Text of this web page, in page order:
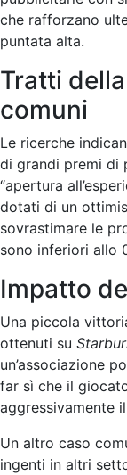
che rafforzano
puntata alta.
Tratti
comuni
Le ricerche
di grandi premi di
“apertura
dotati di un
sovrastimare le
sono inferiori allo
Impatto
Una piccola
ottenuti su
un’associazione
far sì che il
aggressivamente
Un altro caso
ingenti in altri